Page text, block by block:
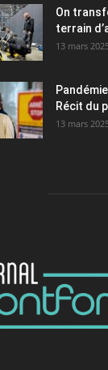
On
terrain
13 mars
Récit du
13 mars